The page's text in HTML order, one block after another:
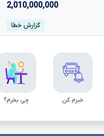
2,010,000,000
گزارش خطا
خبرم کن چی بخرم؟